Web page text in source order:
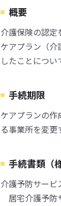
概要
介護保険の認
ケアプラン（
したことについ
手続期限
ケアプランの
る事業所を変更
手続書類（
介護予防サービ
居宅介護予防